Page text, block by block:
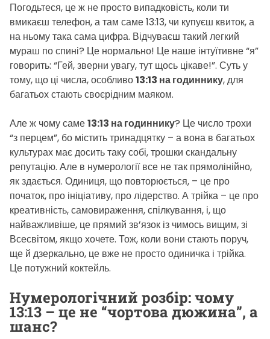
Погодьтеся, це ж не просто випадковість, коли ти
вмикаєш телефон, а там саме 13:13, чи купуєш квиток, а
на ньому така сама цифра. Відчуваєш такий легкий
мураш по спині? Це нормально! Це наше інтуїтивне “я”
говорить: “Гей, зверни увагу, тут щось цікаве!”. Суть у
тому, що ці числа, особливо13:13 на годиннику, для
багатьох стають своєрідним маяком.
Але ж чому саме13:13 на годиннику? Це число трохи
“з перцем”, бо містить тринадцятку – а вона в багатьох
культурах має досить таку собі, трошки скандальну
репутацію. Але в нумерології все не так прямолінійно,
як здається. Одиниця, що повторюється, – це про
початок, про ініціативу, про лідерство. А трійка – це про
креативність, самовираження, спілкування, і, що
найважливіше, це прямий зв’язок із чимось вищим, зі
Всесвітом, якщо хочете. Тож, коли вони стають поруч,
ще й дзеркально, це вже не просто одиничка і трійка.
Це потужний коктейль.
Нумерологічний розбір: чому
13:13 – це не “чортова дюжина”, а
шанс?